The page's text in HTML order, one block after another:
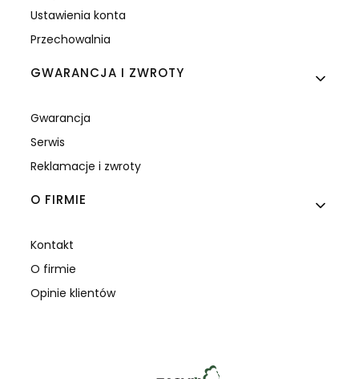
Ustawienia konta
Przechowalnia
GWARANCJA I ZWROTY
Gwarancja
Serwis
Reklamacje i zwroty
O FIRMIE
Kontakt
O firmie
Opinie klientów